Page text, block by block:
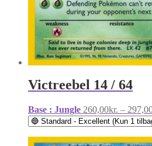
Victreebel 14 / 64
Base : Jungle 260,00kr. –